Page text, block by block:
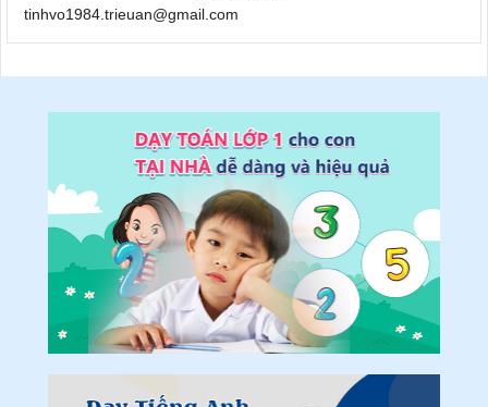
tinhvo1984.trieuan@gmail.com